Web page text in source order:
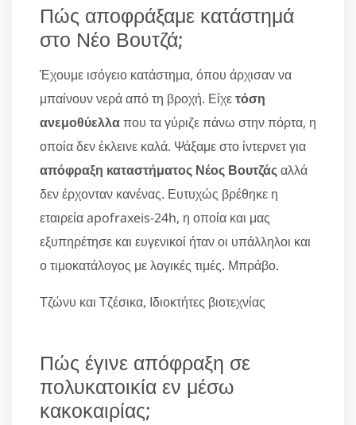
Πώς αποφράξαμε κατάστημά
στο Νέο Βουτζά;
Έχουμε ισόγειο κατάστημα, όπου άρχισαν να
μπαίνουν νερά από τη βροχή. Είχετόση
ανεμοθύελλαπου τα γύριζε πάνω στην πόρτα, η
οποία δεν έκλεινε καλά. Ψάξαμε στο ίντερνετ για
απόφραξη καταστήματος Νέος Βουτζάςαλλά
δεν έρχονταν κανένας. Ευτυχώς βρέθηκε η
εταιρεία apofraxeis-24h, η οποία και μας
εξυπηρέτησε και ευγενικοί ήταν οι υπάλληλοι και
ο τιμοκατάλογος με λογικές τιμές. Μπράβο.
Τζώνυ και Τζέσικα, Ιδιοκτήτες βιοτεχνίας
Πώς έγινε απόφραξη σε
πολυκατοικία εν μέσω
κακοκαιρίας;